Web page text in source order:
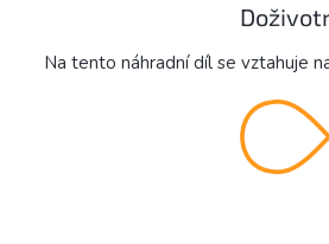
Na tento náhradní díl se vztahuje